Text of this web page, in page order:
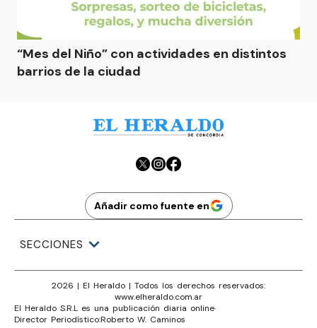
“Mes del Niño” con actividades en distintos
barrios de la ciudad
Añadir como fuente en
SECCIONES
2026 | El Heraldo | Todos los derechos reservados:
www.elheraldo.com.ar
El Heraldo S.R.L es una publicación diaria online·
Director Periodístico:Roberto W. Caminos